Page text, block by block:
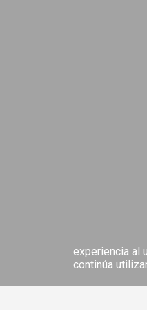
experiencia al
continúa